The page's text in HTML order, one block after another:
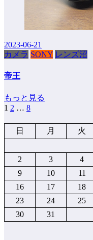
2023-06-21
カメラ SONY レンズ沼
帝王
もっと見る
投
稿
の
ジ
送
り
1 2 … 8
日
月 火
2
3 4
9
10 11
16
17 18
23
24 25
30
31